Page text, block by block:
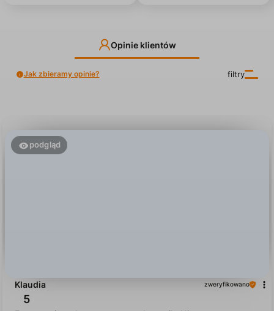
Opinie klientów
filtry
Jak zbieramy opinie?
podgląd
Klaudia zweryfikowano
5